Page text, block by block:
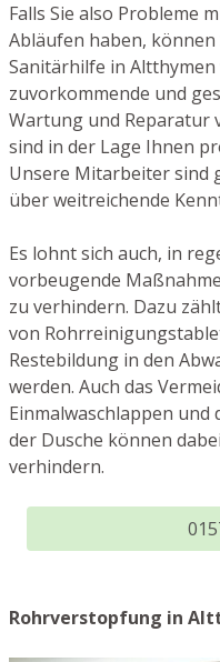
Falls Sie also Probleme
Abläufen haben, können
Sanitärhilfe in
zuvorkommende und
Wartung und Reparatur
sind in der Lage Ihnen
Unsere Mitarbeiter sind
über weitreichende
Es lohnt sich auch, in
vorbeugende
zu verhindern. Dazu
von
Restebildung in den
werden. Auch das
Einmalwaschlappen
der Dusche können
verhindern.
Rohrverstopfung in